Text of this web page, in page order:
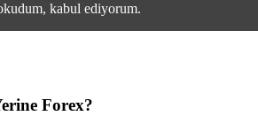
kabul ediyorum.
Forex?